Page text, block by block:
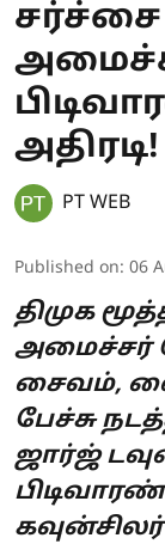
சர்ச்சை
அதிரடி!
PT WEB
Published on: 06
திமுக
அமைச்சர்
சைவம்,
பேச்சு
ஜார்ஜ்